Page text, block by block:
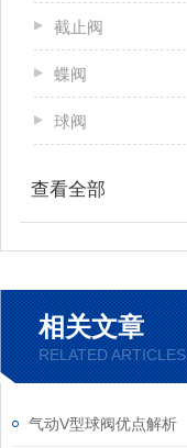
截止阀
蝶阀
球阀
查看全部
相关文章
RELATED ARTICLES
气动V型球阀优点解析